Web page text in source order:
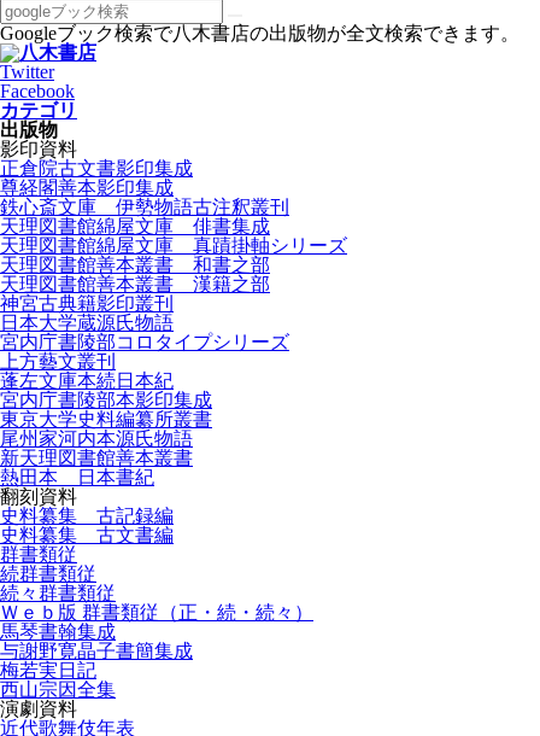
Googleブック検索で八木書店の出版物が全文検索できます。
Twitter
Facebook
カテゴリ
出版物
影印資料
正倉院古文書影印集成
尊経閣善本影印集成
鉄心斎文庫 伊勢物語古注釈叢刊
天理図書館綿屋文庫 俳書集成
天理図書館綿屋文庫 真蹟掛軸シリーズ
天理図書館善本叢書 和書之部
天理図書館善本叢書 漢籍之部
神宮古典籍影印叢刊
日本大学蔵源氏物語
宮内庁書陵部コロタイプシリーズ
上方藝文叢刊
蓬左文庫本続日本紀
宮内庁書陵部本影印集成
東京大学史料編纂所叢書
尾州家河内本源氏物語
新天理図書館善本叢書
熱田本 日本書紀
翻刻資料
史料纂集 古記録編
史料纂集 古文書編
群書類従
続群書類従
続々群書類従
Ｗｅｂ版 群書類従（正・続・続々）
馬琴書翰集成
与謝野寛晶子書簡集成
梅若実日記
西山宗因全集
演劇資料
近代歌舞伎年表